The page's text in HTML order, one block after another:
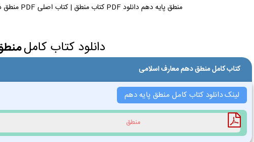
منطق پایه دهم دانلود PDF کتاب منطق | کتاب اصلی PDF منطق دهم معارف اسلامی + چاپ 1404-1405
دانلود کتاب کامل
کتاب کامل منطق دهم معارف اسلامی
لینک دانلود کتاب کامل منطق پایه دهم
منطق